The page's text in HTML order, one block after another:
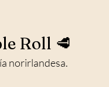
Roll 🥩
norirlandesa.